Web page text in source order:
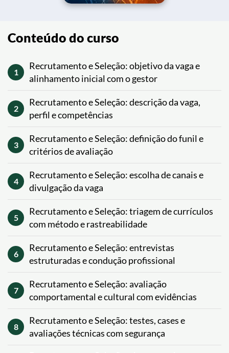
Conteúdo do curso
1
Recrutamento e Seleção: objetivo da vaga e
alinhamento inicial com o gestor
2
Recrutamento e Seleção: descrição da vaga,
perfil e competências
3
Recrutamento e Seleção: definição do funil e
critérios de avaliação
4
Recrutamento e Seleção: escolha de canais e
divulgação da vaga
5
Recrutamento e Seleção: triagem de currículos
com método e rastreabilidade
6
Recrutamento e Seleção: entrevistas
estruturadas e condução profissional
7
Recrutamento e Seleção: avaliação
comportamental e cultural com evidências
8
Recrutamento e Seleção: testes, cases e
avaliações técnicas com segurança